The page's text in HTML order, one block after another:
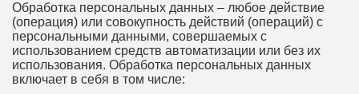
Обработка персональных данных – любое действие
(операция) или совокупность действий (операций) с
персональными данными, совершаемых с
использованием средств автоматизации или без их
использования. Обработка персональных данных
включает в себя в том числе: